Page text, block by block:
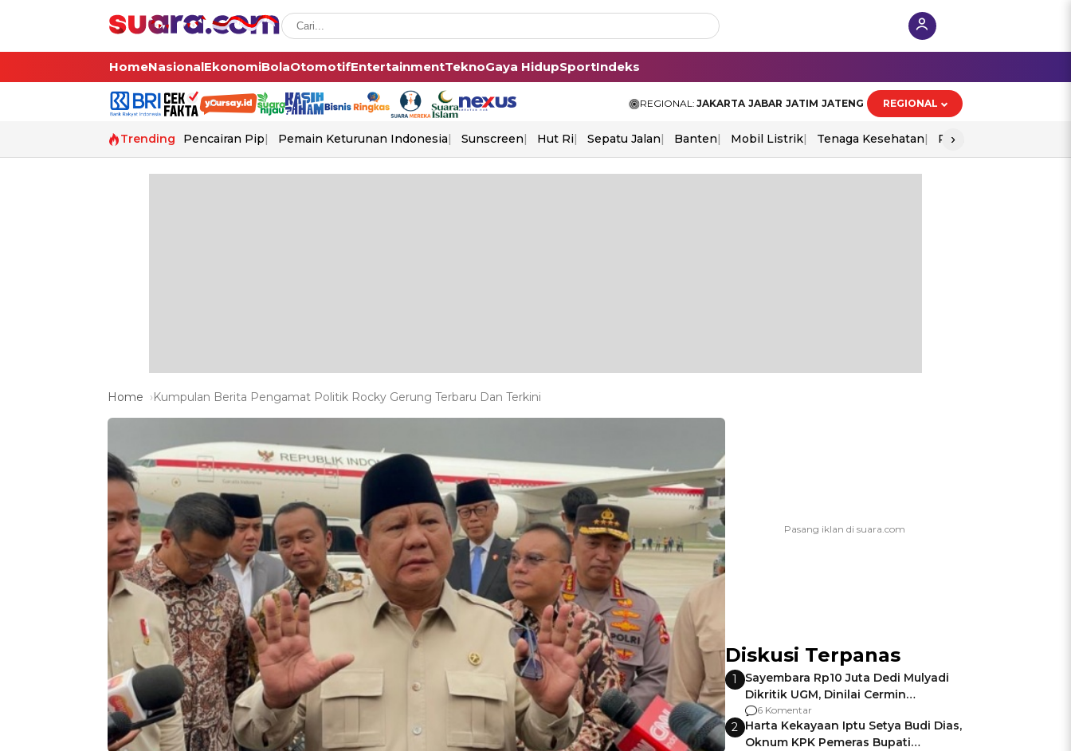
HomeNasionalEkonomiBolaOtomotifEntertainmentTeknoGaya HidupSportIndeks
REGIONAL: JAKARTA JABAR JATIM JATENG REGIONAL
Trending Pencairan Pip Pemain Keturunan Indonesia Sunscreen Hut Ri Sepatu Jalan Banten Mobil Listrik Tenaga Kesehatan Perang As-Iran
›
Home Kumpulan Berita Pengamat Politik Rocky Gerung Terbaru Dan Terkini
Diskusi Terpanas
1
Sayembara Rp10 Juta Dedi Mulyadi
Dikritik UGM, Dinilai Cermin
Gagalnya Negara Jamin Keamanan
6 Komentar
2 Harta Kekayaan Iptu Setya Budi Dias,
Oknum KPK Pemeras Bupati